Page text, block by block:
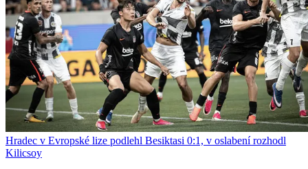
Hradec v Evropské lize podlehl Besiktasi 0:1, v oslabení rozhodl
Kilicsoy